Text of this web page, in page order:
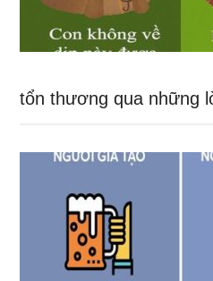
tổn thương qua những